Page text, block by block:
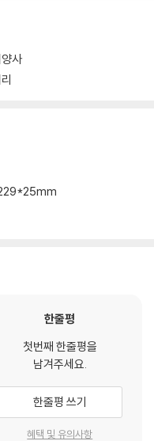
사
한줄평
첫번째 한줄평을
남겨주세요.
한줄평 쓰기
혜택 및 유의사항